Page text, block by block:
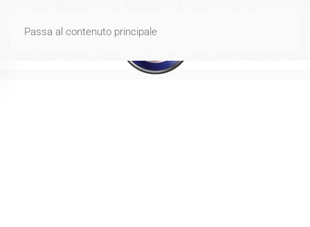
superiore a 40€Ignora
Passa al contenuto principale